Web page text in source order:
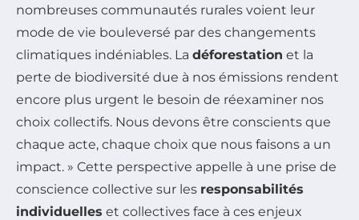
nombreuses communautés rurales voient leur
mode de vie bouleversé par des changements
climatiques indéniables. La déforestation et la
perte de biodiversité due à nos émissions rendent
encore plus urgent le besoin de réexaminer nos
choix collectifs. Nous devons être conscients que
chaque acte, chaque choix que nous faisons a un
impact. » Cette perspective appelle à une prise de
conscience collective sur les responsabilités
individuelles et collectives face à ces enjeux